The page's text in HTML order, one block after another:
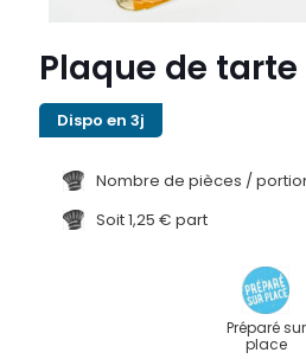
Plaque de
Dispo en 3j
Nombre de pièces /
Soit 1,25 € part
Préparé sur
place